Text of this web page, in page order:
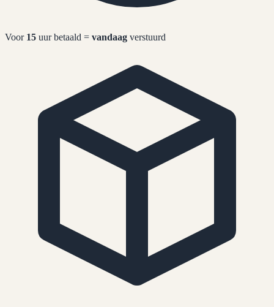
Voor 15 uur betaald = vandaag verstuurd